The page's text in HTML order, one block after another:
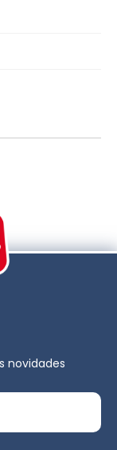
novidades